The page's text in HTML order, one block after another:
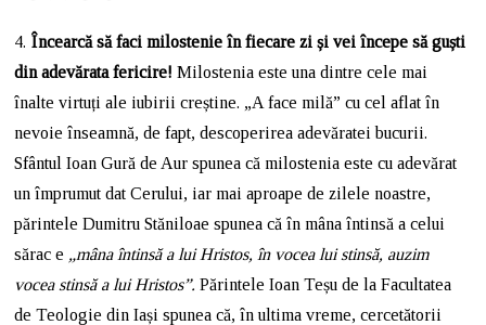
4. Încearcă să faci milostenie în fiecare zi și vei începe să guști
din adevărata fericire! Milostenia este una dintre cele mai
înalte virtuți ale iubirii creștine. „A face milă” cu cel aflat în
nevoie înseamnă, de fapt, descoperirea adevăratei bucurii.
Sfântul Ioan Gură de Aur spunea că milostenia este cu adevărat
un împrumut dat Cerului, iar mai aproape de zilele noastre,
părintele Dumitru Stăniloae spunea că în mâna întinsă a celui
sărac e „mâna întinsă a lui Hristos, în vocea lui stinsă, auzim
vocea stinsă a lui Hristos”.Părintele Ioan Teșu de la Facultatea
de Teologie din Iași spunea că, în ultima vreme, cercetătorii